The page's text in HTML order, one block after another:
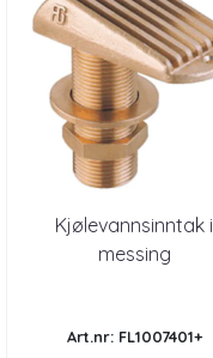
Kjølevannsinntak i
messing
Art.nr: FL1007401+